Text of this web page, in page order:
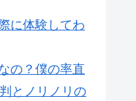
に体験してわ
の？僕の率直
とノリノリの